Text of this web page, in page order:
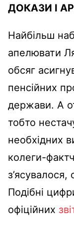
ДОКАЗИ І
Найбільш
апелювати
обсяг
пенсійних
держави. А
тобто
необхідних
колеги-
Подібні
офіційних